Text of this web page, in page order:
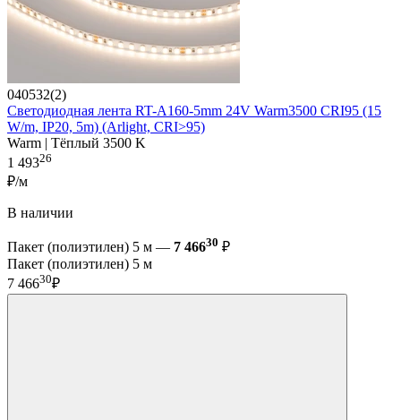
040532(2)
Светодиодная лента RT-A160-5mm 24V Warm3500 CRI95 (15
W/m, IP20, 5m) (Arlight, CRI>95)
Warm | Тёплый 3500 K
1 49326
₽/м
В наличии
Пакет (полиэтилен) 5 м — 7 46630 ₽
Пакет (полиэтилен) 5 м
7 46630₽